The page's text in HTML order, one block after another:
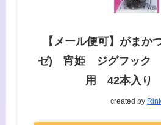
【メール便可】がま
ゼ) 宵姫 ジグフック
用 42本入り
created by